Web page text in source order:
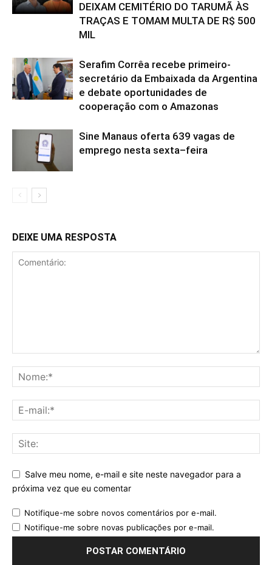
DEIXAM CEMITÉRIO DO TARUMÃ ÀS
TRAÇAS E TOMAM MULTA DE R$ 500
MIL
Serafim Corrêa recebe primeiro-
secretário da Embaixada da Argentina
e debate oportunidades de
cooperação com o Amazonas
Sine Manaus oferta 639 vagas de
emprego nesta sexta–feira
DEIXE UMA RESPOSTA
Salve meu nome, e-mail e site neste navegador para a
próxima vez que eu comentar
Notifique-me sobre novos comentários por e-mail.
Notifique-me sobre novas publicações por e-mail.